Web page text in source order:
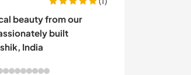
beauty from our
built
India